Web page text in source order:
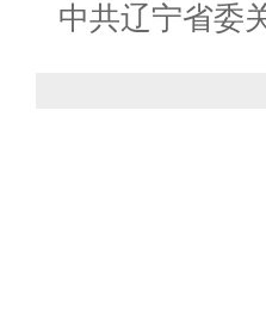
中共辽宁省委